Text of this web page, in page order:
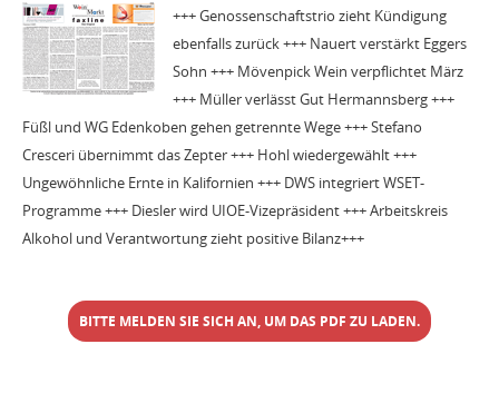
+++ Genossenschaftstrio zieht Kündigung
ebenfalls zurück +++ Nauert verstärkt Eggers
Sohn +++ Mövenpick Wein verpflichtet März
+++ Müller verlässt Gut Hermannsberg +++
Füßl und WG Edenkoben gehen getrennte Wege +++ Stefano
Cresceri übernimmt das Zepter +++ Hohl wiedergewählt +++
Ungewöhnliche Ernte in Kalifornien +++ DWS integriert WSET-
Programme +++ Diesler wird UIOE-Vizepräsident +++ Arbeitskreis
Alkohol und Verantwortung zieht positive Bilanz+++
BITTE MELDEN SIE SICH AN, UM DAS PDF ZU LADEN.